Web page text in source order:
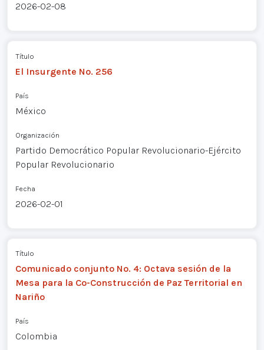
2026-02-08
Título
El Insurgente No. 256
País
México
Organización
Partido Democrático Popular Revolucionario-Ejército
Popular Revolucionario
Fecha
2026-02-01
Título
Comunicado conjunto No. 4: Octava sesión de la
Mesa para la Co-Construcción de Paz Territorial en
Nariño
País
Colombia